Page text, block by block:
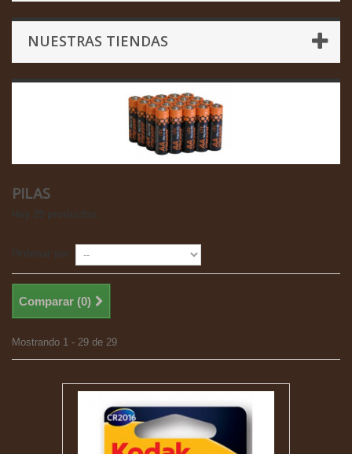
NUESTRAS TIENDAS
PILAS
Comparar (0)
Mostrando 1 - 29 de 29